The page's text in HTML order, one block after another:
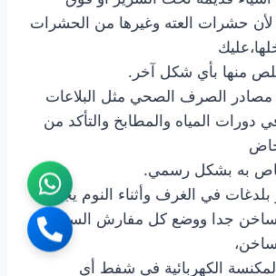
لأن حشرات العته وغيرها من الحشرات
منها بأي شكل آخر.
مصادر الصرف الصحي مثل البلاعات
دورات المياه والمطابخ والتأكد من
به بشكل رسمي.
بلدغات في الغرف وأثناء النوم يجب
ساخن جدا ووضع كل مفارش السرير
الكهربائية في شفط أي